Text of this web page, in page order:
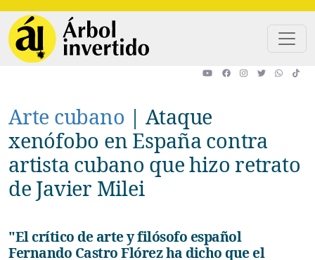
Arte cubano | Ataque
xenófobo en España contra
artista cubano que hizo retrato
de Javier Milei
"El crítico de arte y filósofo español
Fernando Castro Flórez ha dicho que el